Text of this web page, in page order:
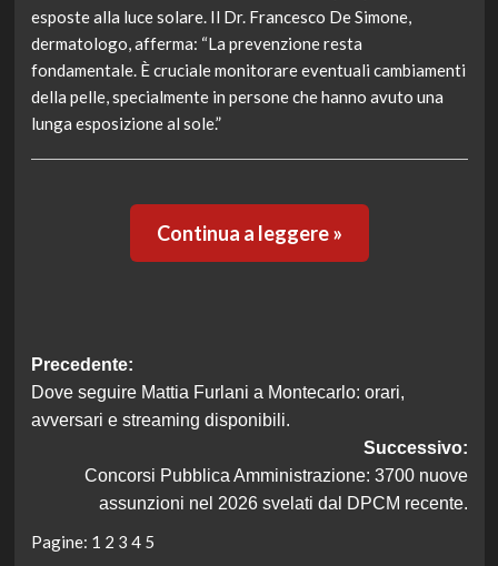
esposte alla luce solare. Il Dr. Francesco De Simone,
dermatologo, afferma: “La prevenzione resta
fondamentale. È cruciale monitorare eventuali cambiamenti
della pelle, specialmente in persone che hanno avuto una
lunga esposizione al sole.”
Continua a leggere »
Navigazione
articolo
Precedente:
Dove seguire Mattia Furlani a Montecarlo: orari,
avversari e streaming disponibili.
Successivo:
Concorsi Pubblica Amministrazione: 3700 nuove
assunzioni nel 2026 svelati dal DPCM recente.
Pagine: 1 2 3 4 5